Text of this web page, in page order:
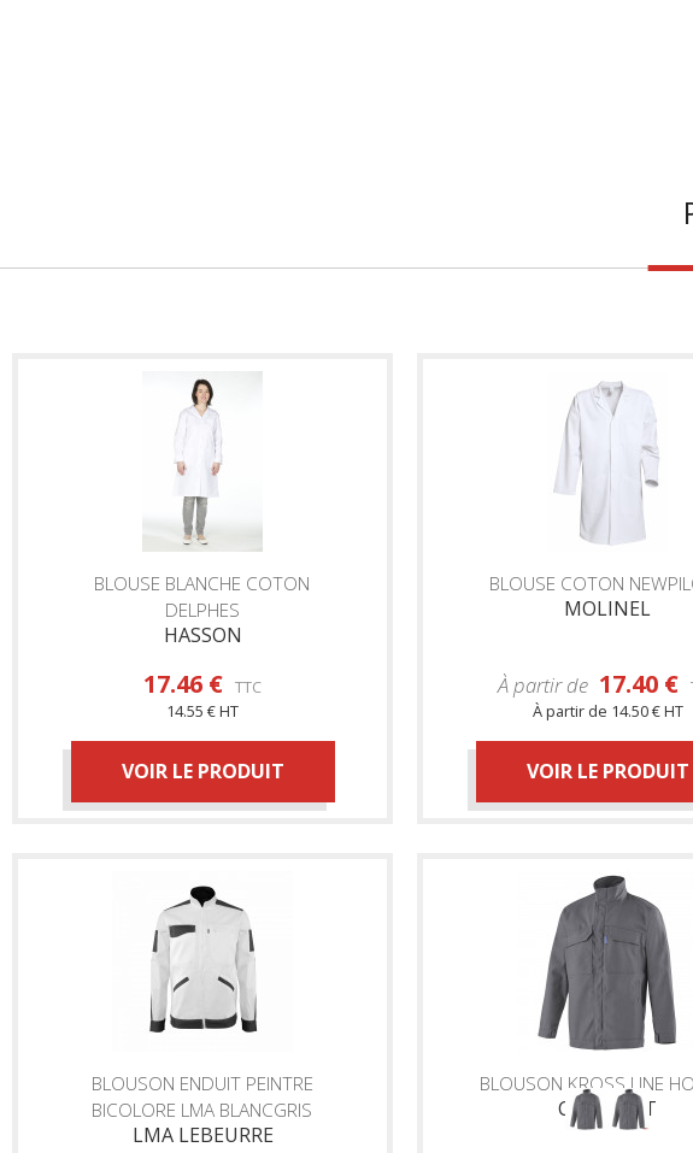
BLOUSE BLANCHE COTON
DELPHES
HASSON
17.46 € TTC
14.55 € HT
VOIR LE PRODUIT
BLOUSE COTON
MOLINEL
À partir de 17.40 €
À partir de 14.50 € HT
VOIR LE PRODUIT
BLOUSON ENDUIT PEINTRE
BICOLORE LMA BLANCGRIS
LMA LEBEURRE
BLOUSON KROSS LINE
CEPOVETT